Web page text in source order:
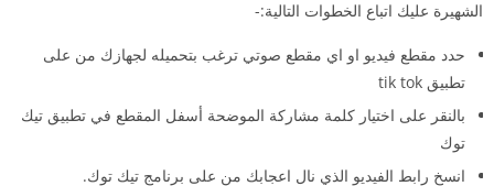
الشهيرة عليك اتباع الخطوات التالية:-
حدد مقطع فيديو او اي مقطع صوتي ترغب بتحميله لجهازك من على
تطبيق tik tok
بالنقر على اختيار كلمة مشاركة الموضحة أسفل المقطع في تطبيق تيك
توك
انسخ رابط الفيديو الذي نال اعجابك من على برنامج تيك توك.